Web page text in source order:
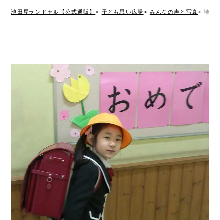
池田屋ランドセル【公式通販】 子ども思い広場 みんなの声と写真 埼玉